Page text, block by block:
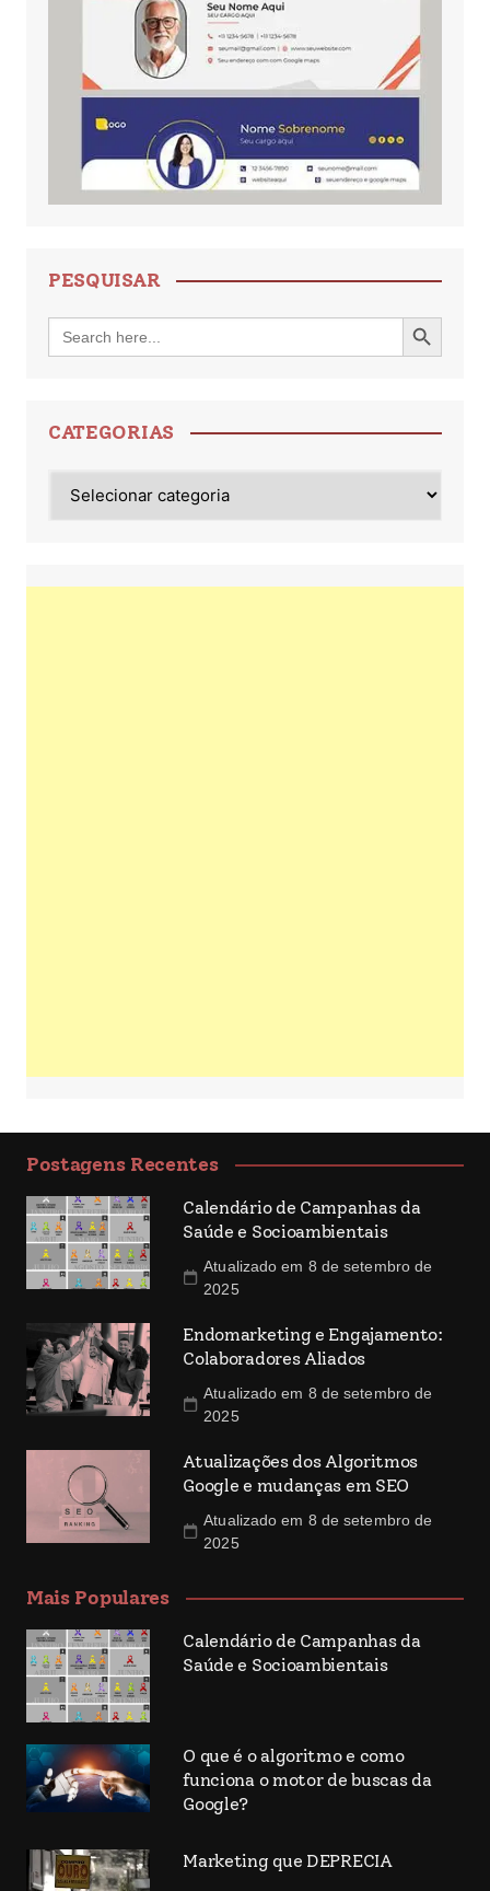
PESQUISAR
Search
for:
Search Button
CATEGORIAS
Postagens Recentes
Calendário de Campanhas da
Saúde e Socioambientais
Atualizado em 8 de setembro de
2025
Endomarketing e Engajamento:
Colaboradores Aliados
Atualizado em 8 de setembro de
2025
Atualizações dos Algoritmos
Google e mudanças em SEO
Atualizado em 8 de setembro de
2025
Mais Populares
Calendário de Campanhas da
Saúde e Socioambientais
O que é o algoritmo e como
funciona o motor de buscas da
Google?
Marketing que DEPRECIA